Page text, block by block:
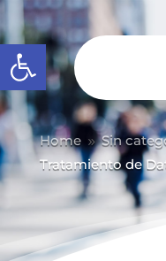
Abrir barra de
Home 9 Sin
Tratamiento de